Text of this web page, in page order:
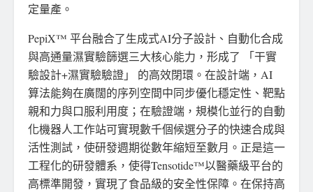
定量產。
PepiX™ 平台融合了生成式AI分子設計、自動化合成
與高通量濕實驗篩選三大核心能力，形成了 「干實
驗設計+濕實驗驗證」 的高效閉環。在設計端，AI
算法能夠在廣闊的序列空間中同步優化穩定性、靶點
親和力與口服利用度；在驗證端，規模化並行的自動
化機器人工作站可實現數千個候選分子的快速合成與
活性測試，使研發週期從數年縮短至數月。正是這一
工程化的研發體系，使得Tensotide™以醫藥級平台的
高標準開發，實現了食品級的安全性保障。在保持高